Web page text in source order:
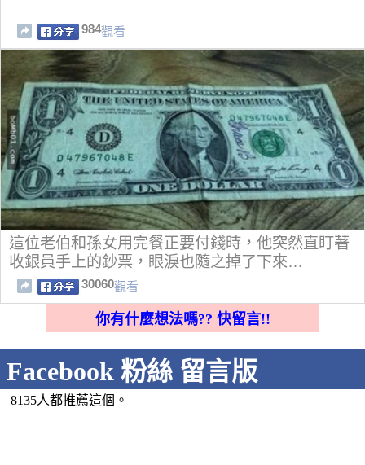
984觀看
這位老伯和孫女用完餐正要付錢時，他突然直盯著
收銀員手上的鈔票，眼淚也隨之掉了下來…
30060觀看
你有什麼想法嗎?? 快留言!!
Facebook 粉絲 留言版
8135人都推薦這個。